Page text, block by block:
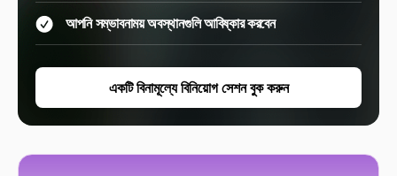
আপনি সম্ভাবনাময় অবস্থানগুলি আবিষ্কার করবেন
একটি বিনামূল্যে বিনিয়োগ সেশন বুক করুন